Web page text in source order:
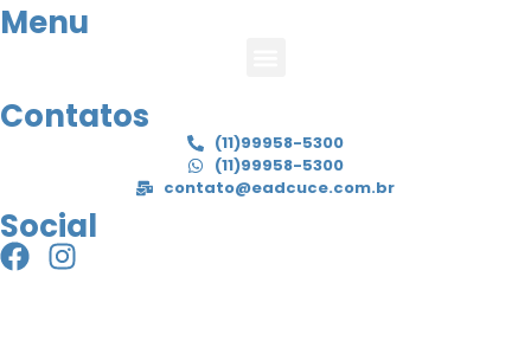
Menu
Contatos
(11)99958-5300
(11)99958-5300
contato@eadcuce.com.br
Social